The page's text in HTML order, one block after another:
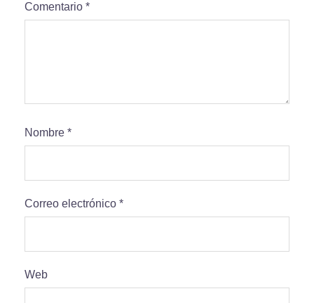
Comentario *
Nombre *
Correo electrónico *
Web